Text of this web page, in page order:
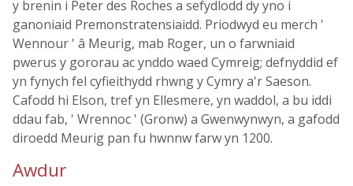
y brenin i Peter des Roches a sefydlodd dy yno i
ganoniaid Premonstratensiaidd. Priodwyd eu merch '
Wennour ' â Meurig, mab Roger, un o farwniaid
pwerus y gororau ac ynddo waed Cymreig; defnyddid ef
yn fynych fel cyfieithydd rhwng y Cymry a'r Saeson.
Cafodd hi Elson, tref yn Ellesmere, yn waddol, a bu iddi
ddau fab, ' Wrennoc ' (Gronw) a Gwenwynwyn, a gafodd
diroedd Meurig pan fu hwnnw farw yn 1200.
Awdur